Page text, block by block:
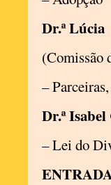
Dr.ª
(Comissão
–
Dr.ª
– Lei do